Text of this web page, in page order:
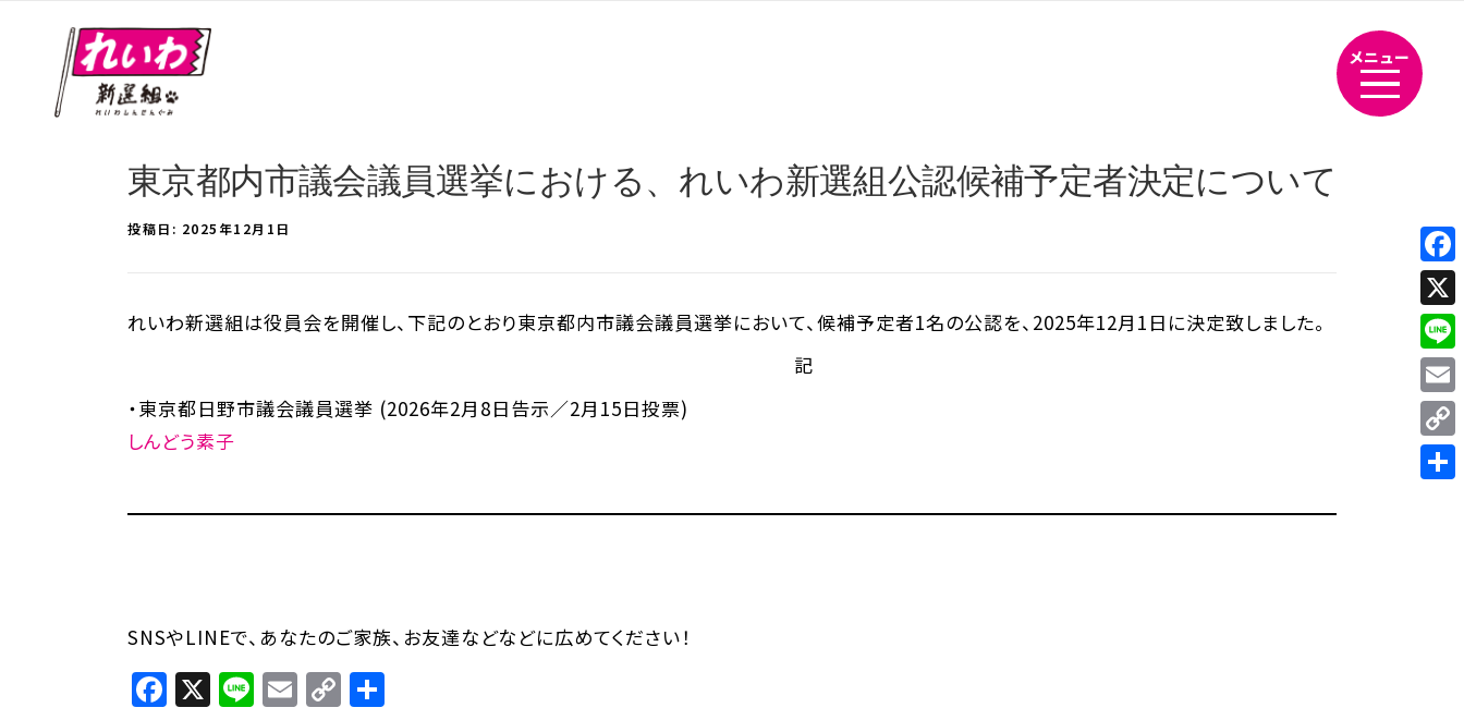
メニュー
東京都内市議会議員選挙における、れいわ新選組公認候補予定者決定について
投稿日: 2025年12月1日
れいわ新選組は役員会を開催し、下記のとおり東京都内市議会議員選挙において、候補予定者1名の公認を、2025年12月1日に決定致しました。
記
・東京都日野市議会議員選挙 (2026年2月8日告示／2月15日投票)
しんどう素子
SNSやLINEで、あなたのご家族、お友達などなどに広めてください！
Facebook
X LineEmail
Copy
X
Line
Link